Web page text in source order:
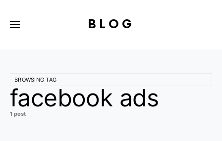
BLOG
BROWSING TAG
facebook ads
1 post